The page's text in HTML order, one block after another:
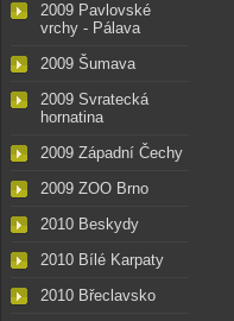
2009 Pavlovské
vrchy - Pálava
2009 Šumava
2009 Svratecká
hornatina
2009 Západní Čechy
2009 ZOO Brno
2010 Beskydy
2010 Bílé Karpaty
2010 Břeclavsko